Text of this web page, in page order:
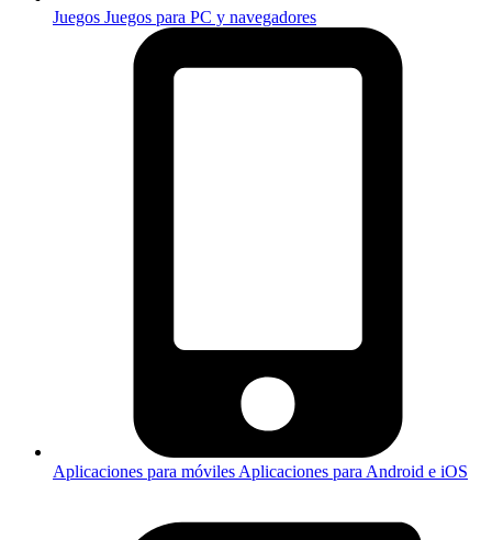
Juegos Juegos para PC y navegadores
Aplicaciones para móviles Aplicaciones para Android e iOS